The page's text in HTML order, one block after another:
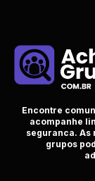
Encontre
acompanhe
seguranca. As
grupos